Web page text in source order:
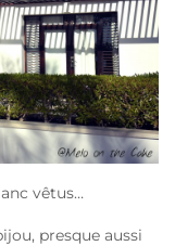
vêtus…
presque aussi